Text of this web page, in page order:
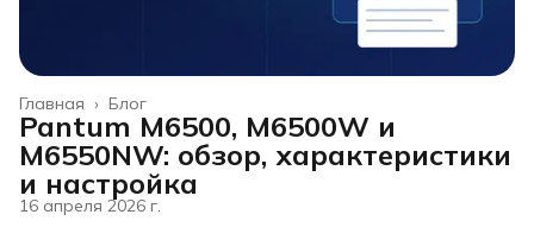
Блог
Главная ›
Pantum M6500, M6500W и
M6550NW: обзор, характеристики
и настройка
16 апреля 2026 г.